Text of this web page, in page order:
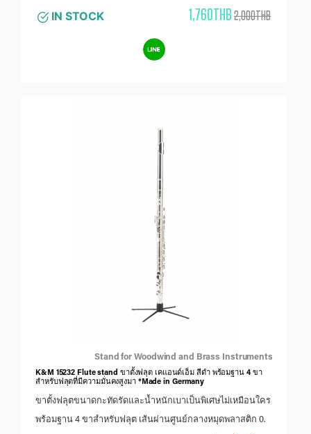
เสียงจังหวะของเครื่องเมโทรนอม Nikko จึงมีความใสและ
IN STOCK 1,760THB2,000THB
Stand for Woodwind and Brass Instruments
K&M 15232 Flute stand ขาตั้งฟลุต เคแอนด์เอ็ม สีดำ พร้อมฐาน 4 ขา
สำหรับฟลุตที่มีความมั่นคงสูงมา *Made in Germany
ขาตั้งฟลุตขนาดกะทัดรัดและน้ำหนักเบาเป็นพิเศษไม่เหมือนใคร
พร้อมฐาน 4 ขาสำหรับฟลุต เส้นผ่านศูนย์กลางหมุดพลาสติก 0.